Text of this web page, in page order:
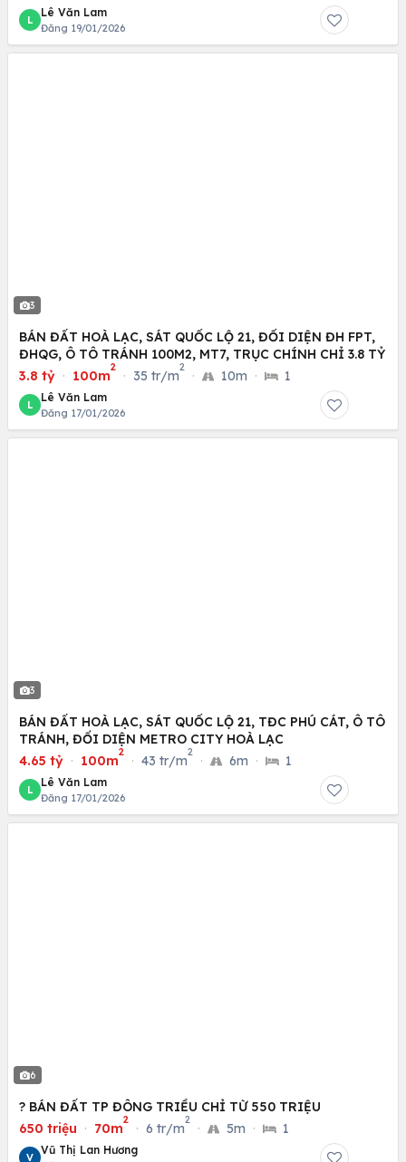
L
Lê Văn Lam
Đăng 19/01/2026
3
BÁN ĐẤT HOÀ LẠC, SÁT QUỐC LỘ 21, ĐỐI DIỆN ĐH FPT,
ĐHQG, Ô TÔ TRÁNH 100M2, MT7, TRỤC CHÍNH CHỈ 3.8 TỶ
3.8 tỷ · 100m
2
· 35 tr/m
2
· 10m · 1
L
Lê Văn Lam
Đăng 17/01/2026
3
BÁN ĐẤT HOÀ LẠC, SÁT QUỐC LỘ 21, TĐC PHÚ CÁT, Ô TÔ
TRÁNH, ĐỐI DIỆN METRO CITY HOÀ LẠC
4.65 tỷ · 100m
2
· 43 tr/m
2
· 6m · 1
L
Lê Văn Lam
Đăng 17/01/2026
6
? BÁN ĐẤT TP ĐÔNG TRIỀU CHỈ TỪ 550 TRIỆU
650 triệu · 70m
2
· 6 tr/m
2
· 5m · 1
V
Vũ Thị Lan Hương